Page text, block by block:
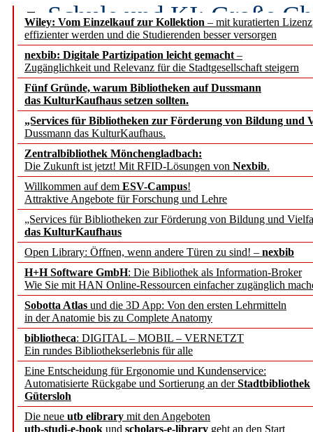
Wiley: Vom Einzelkauf zur Kollektion – mit kuratierten
effizienter werden und die Studierenden besser versorgen
nexbib: Digitale Partizipation leicht gemacht –
Zugänglichkeit und Relevanz für die Stadtgesellschaft steigern
Fünf Gründe, warum Bibliotheken auf Dussmann
das KulturKaufhaus setzen sollten.
„Services für Bibliotheken zur Förderung von Bildung und
Dussmann das KulturKaufhaus.
Zentralbibliothek Mönchengladbach:
Die Zukunft ist jetzt! Mit RFID-Lösungen von Nexbib.
Willkommen auf dem ESV-Campus!
Attraktive Angebote für Forschung und Lehre
„Services für Bibliotheken zur Förderung von Bildung und
das KulturKaufhaus
Open Library: Öffnen, wenn andere Türen zu sind! – nexbib
H+H Software GmbH: Die Bibliothek als Information-Broker
Wie Sie mit HAN Online-Ressourcen einfacher zugänglich
Sobotta Atlas und die 3D App: Von den ersten Lehrmitteln
in der Anatomie bis zu Complete Anatomy
bibliotheca: DIGITAL – MOBIL – VERNETZT
Ein rundes Bibliothekserlebnis für alle
Eine Entscheidung für Ergonomie und Kundenservice:
Automatisierte Rückgabe und Sortierung an derStadtbibliothek
Gütersloh
Die neue utb elibrary mit den Angeboten
utb-studi-e-book und scholars-e-library geht an den Start
Schule und KI: Große
Voraussetzungen
Erfolgreiches erstes
Segment Research –
angepasst
konstruktiv!
Mohr Siebeck
und die Zeitschrift für
Francke Attempto
EBSCO Information
Recherchefunktionen in
Sorbisches Institut neu
Geschichte und